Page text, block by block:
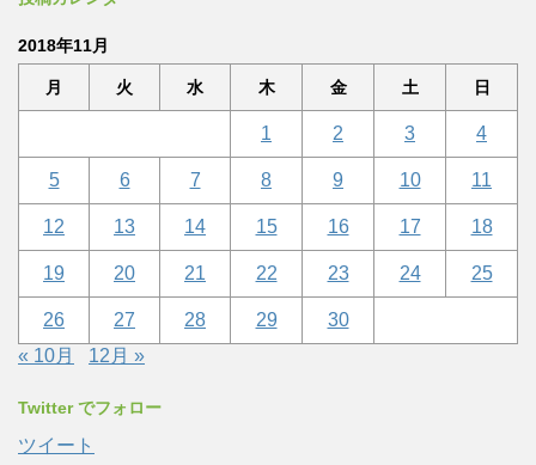
2018年11月
月 火 水 木 金 土 日
1 2 3 4
5 6 7 8 9 10 11
12 13 14 15 16 17 18
19 20 21 22 23 24 25
26 27 28 29
30
« 10月
12月 »
Twitter でフォロー
ツイート